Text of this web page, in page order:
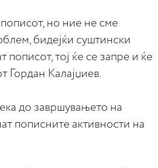
но ние не сме
бидејќи суштински
тој ќе се запре и ќе
Гордан Калајџиев.
до завршувањето на
пописните активности на